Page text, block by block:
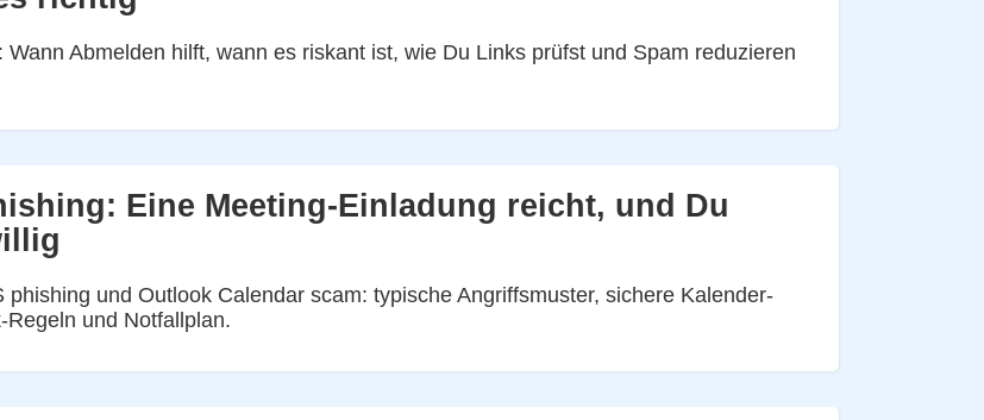
Wann Abmelden hilft, wann es riskant ist, wie Du Links prüfst und Spam reduzieren
Eine Meeting-Einladung reicht, und Du
phishing und Outlook Calendar scam: typische Angriffsmuster, sichere Kalender-
Regeln und Notfallplan.